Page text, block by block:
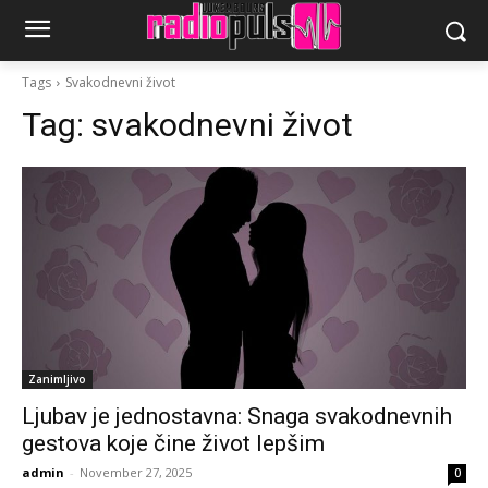
Tags Svakodnevni život
Tag: svakodnevni život
Zanimljivo
Ljubav je jednostavna: Snaga svakodnevnih
gestova koje čine život lepšim
admin - November 27, 2025 0